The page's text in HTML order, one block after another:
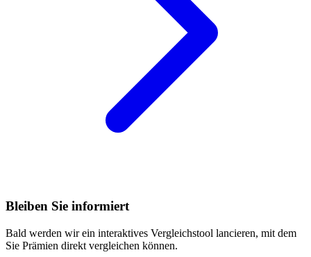
Bleiben Sie informiert
Bald werden wir ein interaktives Vergleichstool lancieren, mit dem
Sie Prämien direkt vergleichen können.